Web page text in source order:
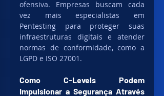
ofensiva. Empresas buscam cada
vez mais especialistas em
Pentesting para proteger suas
infraestruturas digitais e atender
normas de conformidade, como a
LGPD e ISO 27001.
Como C-Levels Podem
Impulsionar a Segurança Através